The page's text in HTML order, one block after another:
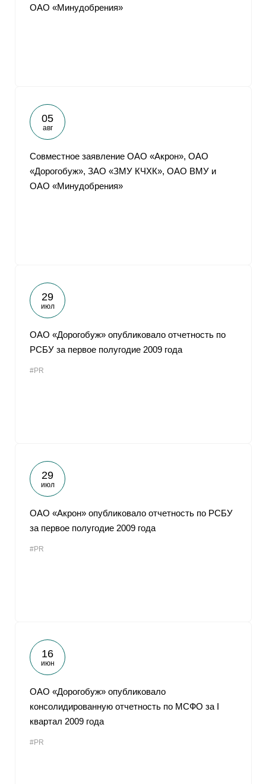
ОАО «Минудобрения»
05
авг
Совместное заявление ОАО «Акрон», ОАО
«Дорогобуж», ЗАО «ЗМУ КЧХК», ОАО ВМУ и
ОАО «Минудобрения»
29
июл
ОАО «Дорогобуж» опубликовало отчетность по
РСБУ за первое полугодие 2009 года
#PR
29
июл
ОАО «Акрон» опубликовало отчетность по РСБУ
за первое полугодие 2009 года
#PR
16
июн
ОАО «Дорогобуж» опубликовало
консолидированную отчетность по МСФО за I
квартал 2009 года
#PR